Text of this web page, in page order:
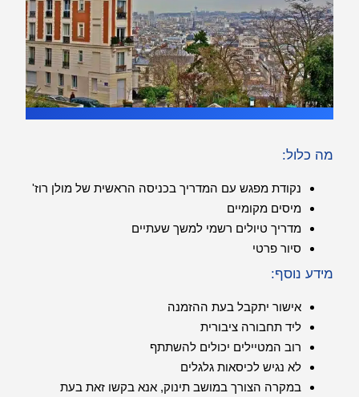
מה כלול:
נקודת מפגש עם המדריך בכניסה הראשית של מולן רוז'
מיסים מקומיים
מדריך טיולים רשמי למשך שעתיים
סיור פרטי
מידע נוסף:
אישור יתקבל בעת ההזמנה
ליד תחבורה ציבורית
רוב המטיילים יכולים להשתתף
לא נגיש לכיסאות גלגלים
במקרה הצורך במושב תינוק, אנא בקשו זאת בעת